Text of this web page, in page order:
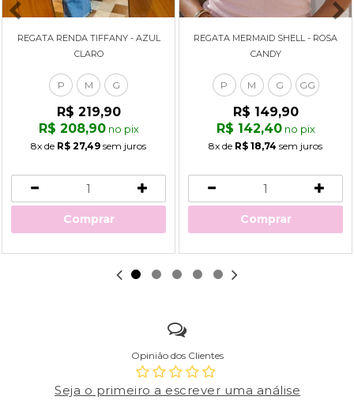
REGATA RENDA TIFFANY - AZUL
CLARO
P M G
R$ 219,90
R$ 208,90 no pix
8x de R$ 27,49 sem juros
Comprar
REGATA MERMAID SHELL - ROSA
CANDY
P M G GG
R$ 149,90
R$ 142,40 no pix
8x de R$ 18,74 sem juros
Comprar
Opinião dos Clientes
Seja o primeiro a escrever uma análise